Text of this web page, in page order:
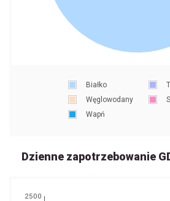
Białko
Węglowodany
Wapń
Dzienne zapotrzebowanie
2500